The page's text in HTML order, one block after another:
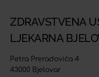
ZDRAVSTVENA
LJEKARNA
Petra Preradovića 4
43000 Bjelovar